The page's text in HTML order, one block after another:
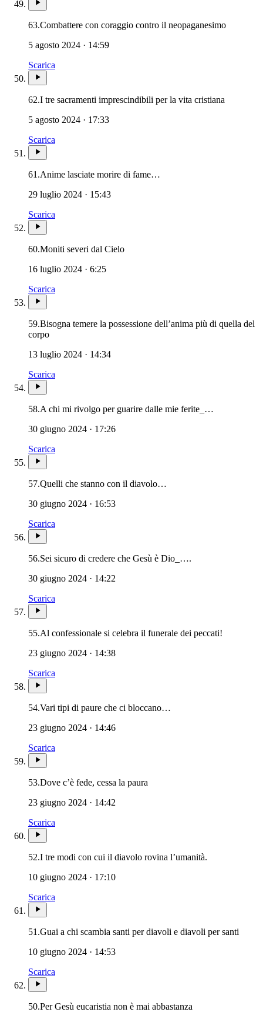
63.Combattere con coraggio contro il neopaganesimo
5 agosto 2024 · 14:59
Scarica
62.I tre sacramenti imprescindibili per la vita cristiana
5 agosto 2024 · 17:33
Scarica
61.Anime lasciate morire di fame…
29 luglio 2024 · 15:43
Scarica
60.Moniti severi dal Cielo
16 luglio 2024 · 6:25
Scarica
59.Bisogna temere la possessione dell’anima più di quella del
corpo
13 luglio 2024 · 14:34
Scarica
58.A chi mi rivolgo per guarire dalle mie ferite_…
30 giugno 2024 · 17:26
Scarica
57.Quelli che stanno con il diavolo…
30 giugno 2024 · 16:53
Scarica
56.Sei sicuro di credere che Gesù è Dio_….
30 giugno 2024 · 14:22
Scarica
55.Al confessionale si celebra il funerale dei peccati!
23 giugno 2024 · 14:38
Scarica
54.Vari tipi di paure che ci bloccano…
23 giugno 2024 · 14:46
Scarica
53.Dove c’è fede, cessa la paura
23 giugno 2024 · 14:42
Scarica
52.I tre modi con cui il diavolo rovina l’umanità.
10 giugno 2024 · 17:10
Scarica
51.Guai a chi scambia santi per diavoli e diavoli per santi
10 giugno 2024 · 14:53
Scarica
50.Per Gesù eucaristia non è mai abbastanza